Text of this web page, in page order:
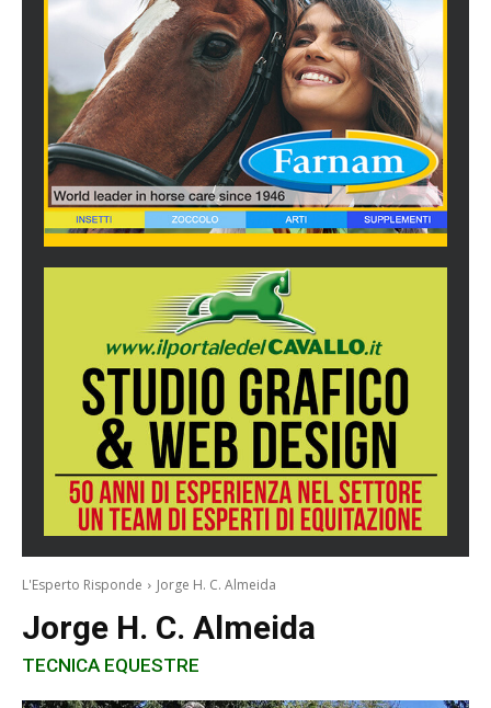
L'Esperto Risponde Jorge H. C. Almeida
Jorge H. C. Almeida
TECNICA EQUESTRE